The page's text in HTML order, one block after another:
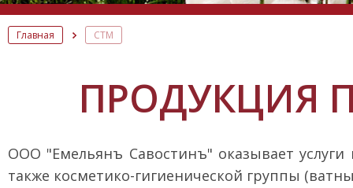
Главная СТМ
ПРОДУКЦИЯ
ООО "Емельянъ Савостинъ" оказывает
также косметико-гигиенической группы